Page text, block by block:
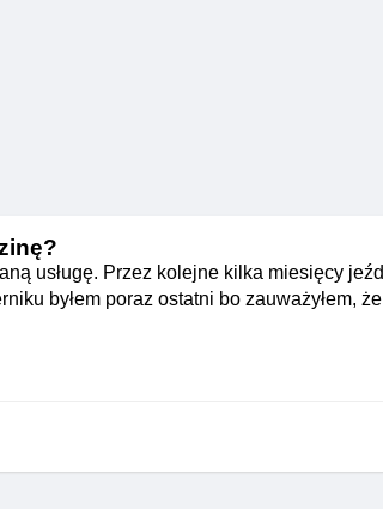
usługę. Przez kolejne kilka miesięcy
byłem poraz ostatni bo zauważyłem,